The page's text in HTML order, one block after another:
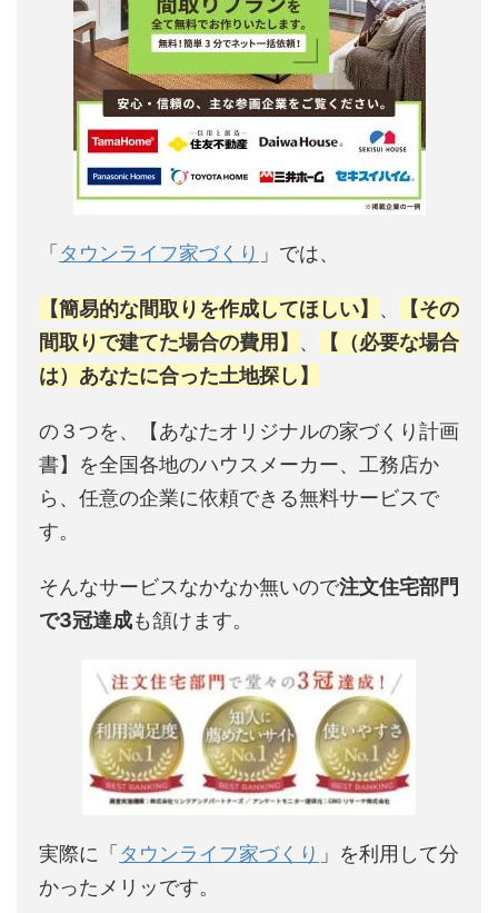
「 タウンライフ家づくり 」では、
【簡易的な間取りを作成してほしい】 、
【その
間取りで建てた場合の費用】 、
【（必要な場合
は）あなたに合った土地探し】
の３つを、【あなたオリジナルの家づくり計画
書】を全国各地のハウスメーカー、工務店か
ら、任意の企業に依頼できる無料サービスで
す。
そんなサービスなかなか無いので注文住宅部門
で3冠達成も頷けます。
実際に「 タウンライフ家づくり 」を利用して分
かったメリッです。